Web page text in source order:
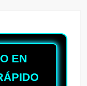
EN